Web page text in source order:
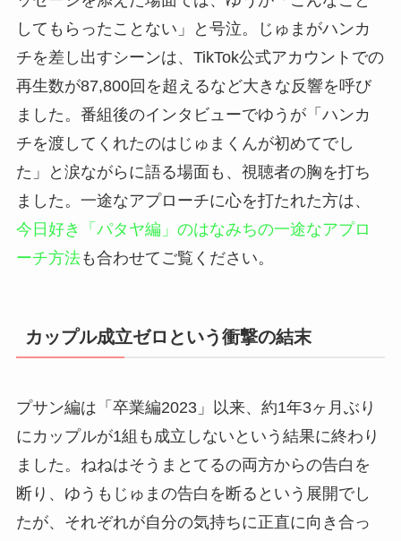
してもらったことない」と号泣。じゅまがハンカ
チを差し出すシーンは、TikTok公式アカウントでの
再生数が87,800回を超えるなど大きな反響を呼び
ました。番組後のインタビューでゆうが「ハンカ
チを渡してくれたのはじゅまくんが初めてでし
た」と涙ながらに語る場面も、視聴者の胸を打ち
ました。一途なアプローチに心を打たれた方は、
今日好き「パタヤ編」のはなみちの一途なアプロ
ーチ方法も合わせてご覧ください。
カップル成立ゼロという衝撃の結末
プサン編は「卒業編2023」以来、約1年3ヶ月ぶり
にカップルが1組も成立しないという結果に終わり
ました。ねねはそうまとてるの両方からの告白を
断り、ゆうもじゅまの告白を断るという展開でし
たが、それぞれが自分の気持ちに正直に向き合っ